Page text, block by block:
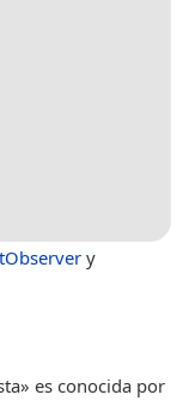
y
es conocida por